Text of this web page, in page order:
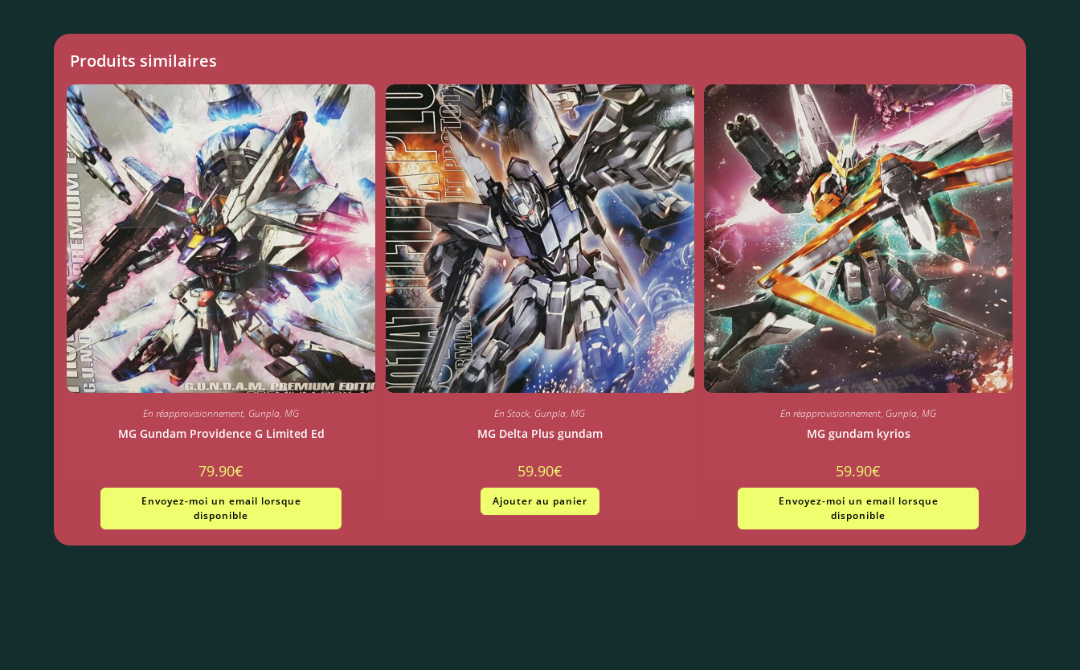
Produits similaires
En réapprovisionnement, Gunpla,MG
MG Gundam Providence G Limited Ed
79.90€
Envoyez-moi un email lorsque
disponible
En Stock, Gunpla,MG
MG Delta Plus gundam
59.90€
Ajouter au panier
En réapprovisionnement, Gunpla,MG
MG gundam kyrios
59.90€
Envoyez-moi un email lorsque
disponible